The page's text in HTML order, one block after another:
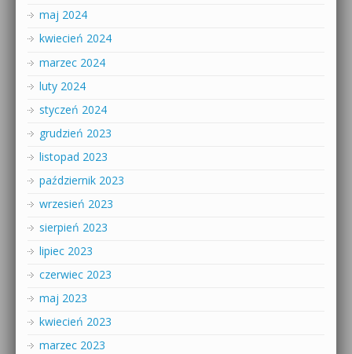
maj 2024
kwiecień 2024
marzec 2024
luty 2024
styczeń 2024
grudzień 2023
listopad 2023
październik 2023
wrzesień 2023
sierpień 2023
lipiec 2023
czerwiec 2023
maj 2023
kwiecień 2023
marzec 2023